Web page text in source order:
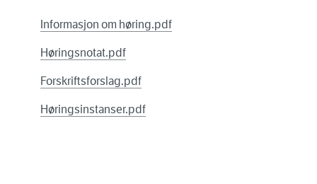
Informasjon om høring.pdf
Høringsnotat.pdf
Forskriftsforslag.pdf
Høringsinstanser.pdf